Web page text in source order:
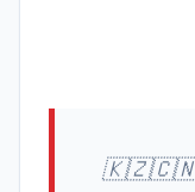
🇰🇿🇨🇳